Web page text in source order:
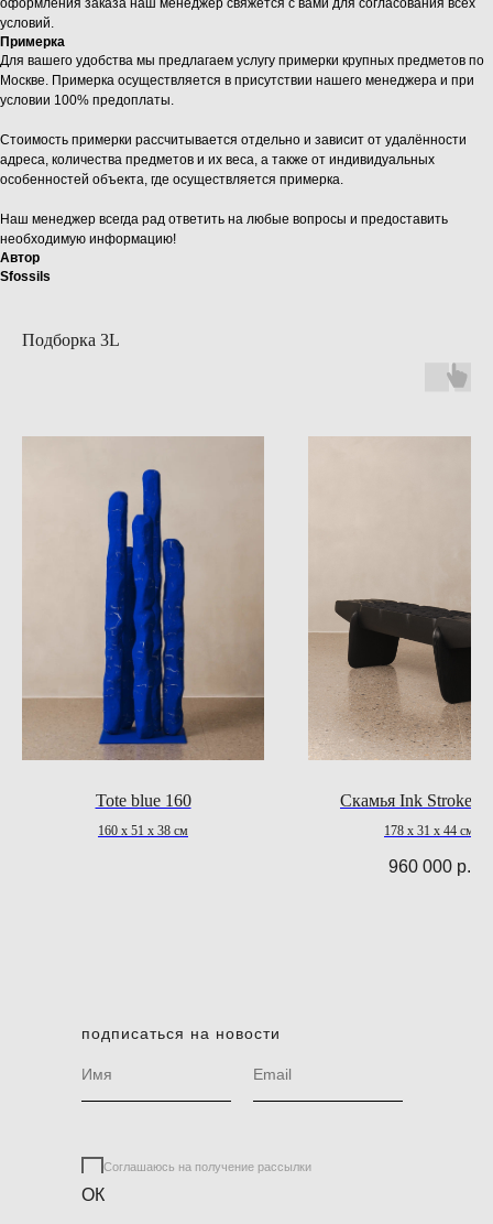
оформления заказа наш менеджер свяжется с вами для согласования всех
условий.
Примерка
Для вашего удобства мы предлагаем услугу примерки крупных предметов по
Москве. Примерка осуществляется в присутствии нашего менеджера и при
условии 100% предоплаты.
Стоимость примерки рассчитывается отдельно и зависит от удалённости
адреса, количества предметов и их веса, а также от индивидуальных
особенностей объекта, где осуществляется примерка.
Наш менеджер всегда рад ответить на любые вопросы и предоставить
необходимую информацию!
Автор
Sfossils
Подборка 3L
Tote blue 160
160 х 51 х 38 см
Скамья Ink Stroke
178 х 31 х 44 cм
960 000 р.
подписаться на новости
Соглашаюсь на получение рассылки
ОК